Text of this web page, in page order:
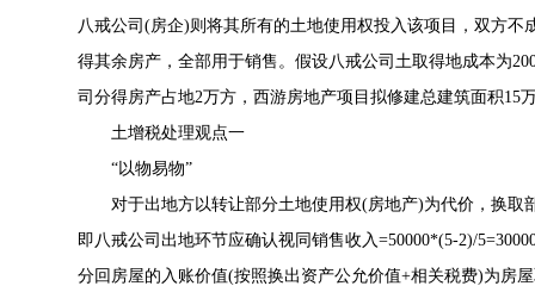
八戒公司(房企)则将其所有的土地使用权投入该项目，双方
得其余房产，全部用于销售。假设八戒公司土取得地成本为
司分得房产占地2万方，西游房地产项目拟修建总建筑面积15
土增税处理观点一
“以物易物”
对于出地方以转让部分土地使用权(房地产)为代价，换取
即八戒公司出地环节应确认视同销售收入=50000*(5-2)/
分回房屋的入账价值(按照换出资产公允价值+相关税费)为房